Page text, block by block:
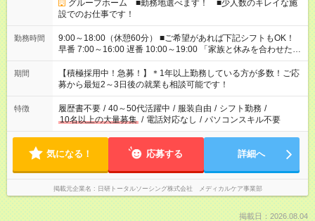
グループホーム ■勤務地選べます！ ■少人数のキレイな施
設でのお仕事です！
勤務時間
9:00～18:00（休憩60分） ■ご希望があれば下記シフトもOK！
早番 7:00～16:00 遅番 10:00～19:00 「家族と休みを合わせた
い」 「余裕を持って夕飯の準備がしたい」 「できれば残業はし
たくない」 など、ご希望を教えてくださいね。 ※Wワーク希望
の方へ 今ご覧のお仕事で希望する勤務時間と、もう1つのお仕事
の勤務時間。 合計で週40時間を超える場合は応募できません。
期間
【積極採用中！急募！】＊1年以上勤務している方が多数！ご応
募から最短2～3日後の就業も相談可能です！
特徴 履歴書不要 / 40～50代活躍中 / 服装自由 / シフト勤務 /
10名以上の大量募集 / 電話対応なし / パソコンスキル不要
気になる！ 応募する 詳細へ
掲載元企業名 日研トータルソーシング株式会社 メディカルケア事業部
掲載日：2026.08.04